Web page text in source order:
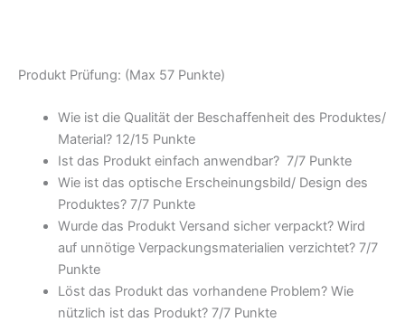
Produkt Prüfung: (Max 57 Punkte)
Wie ist die Qualität der Beschaffenheit des Produktes/
Material? 12/15 Punkte
Ist das Produkt einfach anwendbar? 7/7 Punkte
Wie ist das optische Erscheinungsbild/ Design des
Produktes? 7/7 Punkte
Wurde das Produkt Versand sicher verpackt? Wird
auf unnötige Verpackungsmaterialien verzichtet? 7/7
Punkte
Löst das Produkt das vorhandene Problem? Wie
nützlich ist das Produkt? 7/7 Punkte